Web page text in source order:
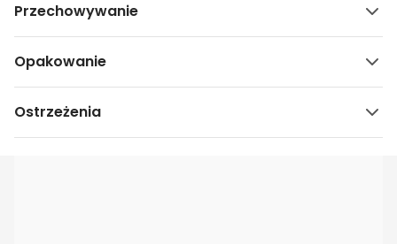
Przechowywanie
Opakowanie
Ostrzeżenia